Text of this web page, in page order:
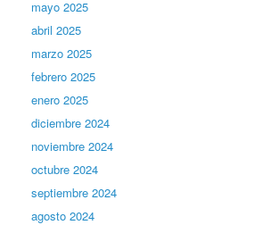
mayo 2025
abril 2025
marzo 2025
febrero 2025
enero 2025
diciembre 2024
noviembre 2024
octubre 2024
septiembre 2024
agosto 2024